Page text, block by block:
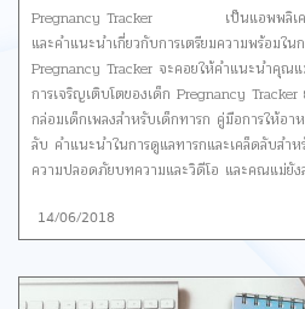
ต้องการจะปรึกษา เมื่อเลือกคุณหมอเรียบร้อย
โทร และวิดิโอคลอ ก็จะแล้วแต่ว่าคุณหม
การเก็บข้อมูลการรักษาของแอพพลิเคชั่นจะบัน
หาย คุณสามารถถ่ายรูปสมุดตารางการฉีดวัคซีน
ยาที่แพ้ เก็บไว้บนแอพรักษา เพื่อความปลอดภั
แอพที่ใช้งานง่ายแถมยังไม่ต้องเสียเวลา เสียค่า
รับการปรึกษาจากคุณหมอโดยตรงและสามารถ
Pregnancy Tracker เป็นแอพพลิเคชั่
และคำแนะนำเกี่ยวกับการเตรียมความพร้อมใ
Pregnancy Tracker จะคอยให้คำแนะนำคุณ
การเจริญเติบโตของเด็ก Pregnancy
กล่อมเด็กเพลงสำหรับเด็กทารก คู่มือการให้อา
ลับ คำแนะนำในการดูแลทารกและเคล็ดลับสำ
ความปลอดภัยบทความและวิดีโอ และคุณแม่ยัง
ดาวน์โหลด iOS
Pregnancy + แอพพลิเคชั่นที่ให้ความรู้
ไม่ว่าจะเป็นเรื่องอาหารการกิน การออกกำลัง
ยังมีการบันทึกน้ำหนักการตั้งครรภ์ในแต่ละเดื
14/06/2018